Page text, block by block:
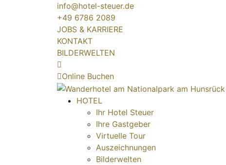
info@hotel-steuer.de
+49 6786 2089
JOBS & KARRIERE
KONTAKT
BILDERWELTEN
Online Buchen
HOTEL
Ihr Hotel Steuer
Ihre Gastgeber
Virtuelle Tour
Auszeichnungen
Bilderwelten